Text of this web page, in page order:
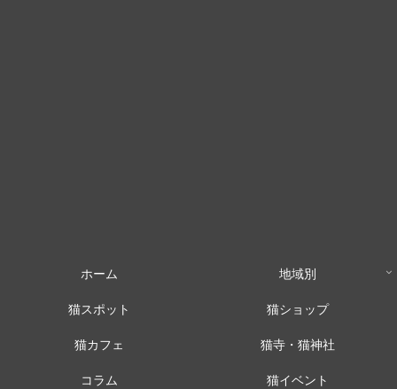
ホーム
地域別
猫スポット
猫ショップ
猫カフェ
猫寺・猫神社
コラム
猫イベント